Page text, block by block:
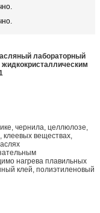
лабораторный
жидкокристаллическим
чернила, целлюлозе,
клеевых веществах,
нагрева плавильных
клей, полиэтиленовый